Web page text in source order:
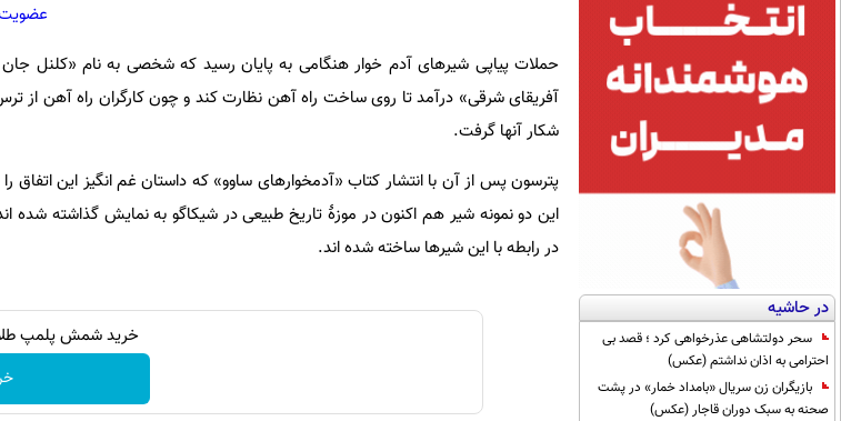
در حاشیه
سحر دولتشاهی عذرخواهی کرد ؛ قصد بی
احترامی به اذان نداشتم (عکس)
بازیگران زن سریال «بامداد خمار» در پشت
صحنه به سبک دوران قاجار (عکس)
عضویت
حملات پیاپی شیرهای آدم خوار هنگامی به پایان رسید که شخصی به نام «کلنل جان
آفریقای شرقی» درآمد تا روی ساخت راه آهن نظارت کند و چون کارگران راه آهن از
شکار آنها گرفت.
پترسون پس از آن با انتشار کتاب «آدمخوارهای ساوو» که داستان غم انگیز این
این دو نمونه شیر هم اکنون در موزۀ تاریخ طبیعی در شیکاگو به نمایش گذاشته شده
در رابطه با این شیرها ساخته شده اند.
خرید شمش پلمپ طلاسی، از ۰.۵